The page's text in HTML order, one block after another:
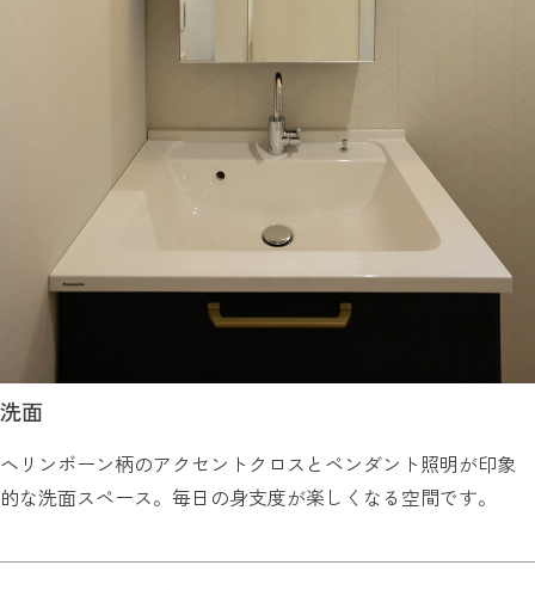
洗面
ヘリンボーン柄のアクセントクロスとペンダント照明が印象
的な洗面スペース。毎日の身支度が楽しくなる空間です。